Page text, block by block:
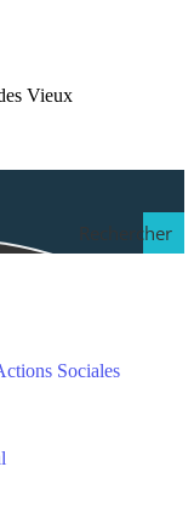
Vieux
Rechercher
Sociales